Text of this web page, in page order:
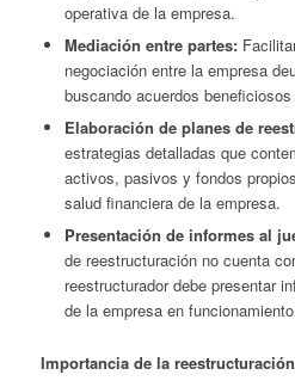
operativa de la empresa.
Mediación entre partes:
negociación entre la empresa
buscando acuerdos
Elaboración de planes de
estrategias detalladas que
activos, pasivos y fondos
salud financiera de la empresa.
Presentación de informes al
de reestructuración no cuenta
reestructurador debe presentar
de la empresa en
Importancia de la